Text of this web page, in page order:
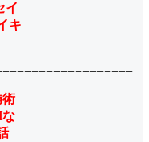
イ
キ
術
な